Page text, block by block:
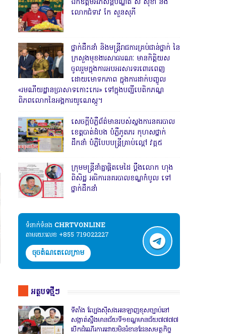
លោកជំទាវ កែ សួនសុភី
ថ្នាក់ដឹកនាំ និងមន្ត្រីរាជការគ្រប់ជាន់ថ្នាក់ នៃ
ក្រសួងមុខងារសាធារណៈ មានកិត្តិយស
ចូលរួមក្នុងការអបអរសារទរពោរពេញ
ដោយមោទកភាព ក្នុងការដាក់បញ្ចូល
«រមណីយដ្ឋានប្រាសាទកោះកេរ» ទៅក្នុងបញ្ជីបេតិកភណ្ឌ
ពិភពលោកនៃអង្គការយូណេស្កូ។
សេចក្តីបំភ្លឺព័ត៌មានរបស់ស្នងការនគរបាល
ខេត្តបាត់ដំបង បំភ្លឺភូតភរ កុហសថ្នាក់
ដឹកនាំ បំភ្លឺបែបបន្ត្រីគ្រាប់ល្ពៅ វគ្គ៥
ក្រុមមន្ត្រីនាំគ្នាផ្ដិតមេដៃ ប្ដឹងលោក ហុង
ពិសិដ្ឋ អធិការនគរបាលខណ្ឌកំបូល ទៅ
ថ្នាក់ដឹកនាំ
ទំនាក់ទំនង​​ CHRTVONLINE
តាមរយៈលេខ +855 719022227
ចុចតំណតេលេក្រាម
អត្ថបទថ្មីៗ
ទីតាំង ល្បែងស៊ីសងអនឡាញខុសច្បាប់នៅ
សង្កាត់សឹ្ចងមានជ័យទី១ខណ្ឌមានជ័យ៧៧៧៧
បើកដំណើរការដោយមិនរំខានដែនសមត្ថកិច្ច